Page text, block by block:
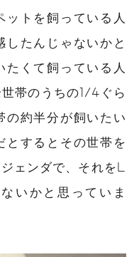
トを飼っている人
したんじゃないかと
くて飼っている人
帯のうちの1/4ぐら
の約半分が飼いたい
とするとその世帯を
ェンダで、それをL
いかと思っていま